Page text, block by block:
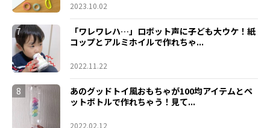
2023.10.02
7
「ワレワレハ…」ロボット声に子ども大ウケ！紙
コップとアルミホイルで作れちゃ...
2022.11.22
8
あのグッドトイ風おもちゃが100均アイテムとペ
ットボトルで作れちゃう！見て...
2022.02.12